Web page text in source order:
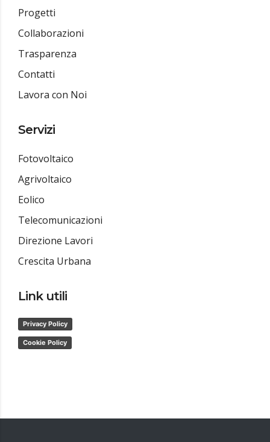
Progetti
Collaborazioni
Trasparenza
Contatti
Lavora con Noi
Servizi
Fotovoltaico
Agrivoltaico
Eolico
Telecomunicazioni
Direzione Lavori
Crescita Urbana
Link utili
Privacy Policy
Cookie Policy